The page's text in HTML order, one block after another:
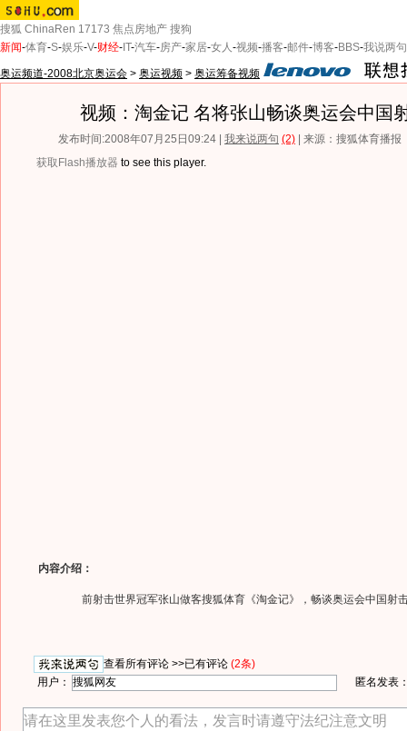
搜狐 ChinaRen 17173 焦点房地产 搜狗
新闻-体育-S-娱乐-V-财经- IT-汽车-房产-家居-女人-视频-播客-邮件-博客-BBS-我说两句
奥运频道-2008北京奥运会 > 奥运视频 > 奥运筹备视频
视频：淘金记 名将张山畅谈奥运会中国
发布时间:2008年07月25日09:24 | 我来说两句 (2) | 来源：搜狐体育播报
获取Flash播放器 to see this player.
内容介绍：
前射击世界冠军张山做客搜狐体育《淘金记》，畅谈奥运会中国射
查看所有评论 >>已有评论 (2条)
用户：
匿名发表